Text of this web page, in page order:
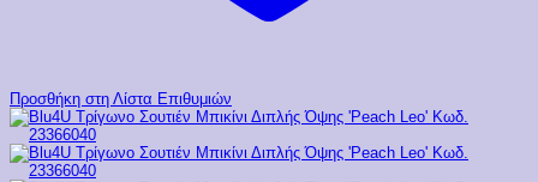
Προσθήκη στη Λίστα Επιθυμιών